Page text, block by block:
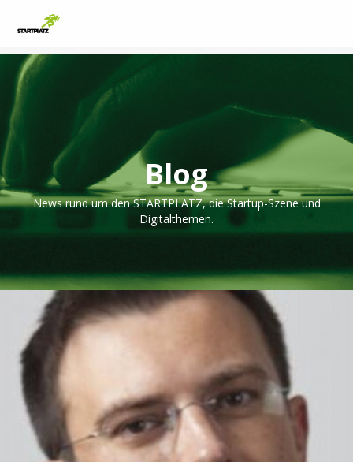
Blog
News rund um den STARTPLATZ, die Startup-Szene und
Digitalthemen.